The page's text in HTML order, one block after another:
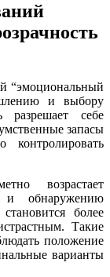
“эмоциональный
и выбору
разрешает себе
запасы
контролировать
возрастает
и обнаружению
более
Такие
положение
варианты